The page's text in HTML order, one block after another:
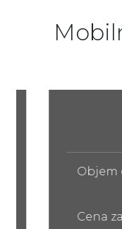
Objem
Cena za